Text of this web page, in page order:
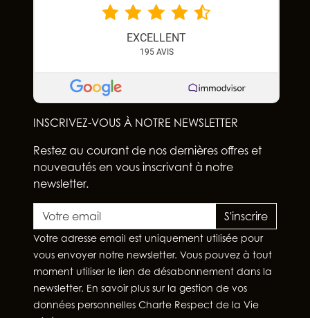
EXCELLENT
195 AVIS
INSCRIVEZ-VOUS À NOTRE NEWSLETTER
Restez au courant de nos dernières offres et
nouveautés en vous inscrivant à notre
newsletter.
S'inscrire
Votre adresse email est uniquement utilisée pour
vous envoyer notre newsletter. Vous pouvez à tout
moment utiliser le lien de désabonnement dans la
newsletter. En savoir plus sur la gestion de vos
données personnelles Charte Respect de la Vie